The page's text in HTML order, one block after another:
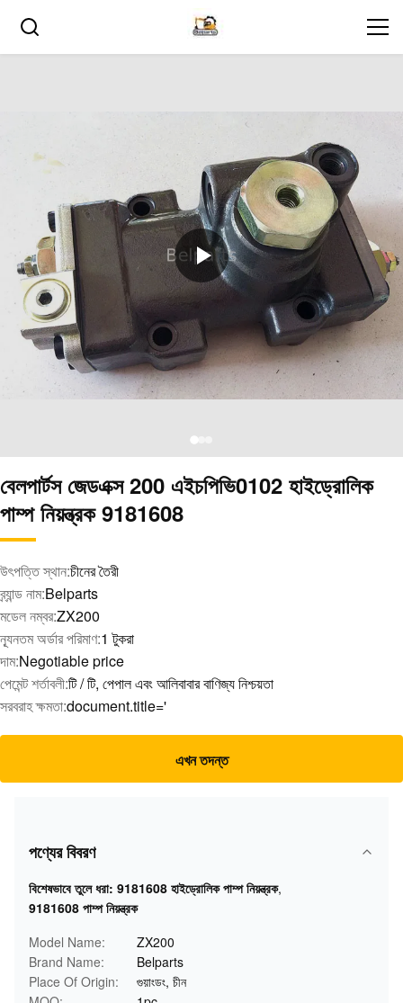
বেলপার্টস জেডএক্স 200 এইচপিভি0102 হাইড্রোলিক
পাম্প নিয়ন্ত্রক 9181608
উৎপত্তি স্থান:চীনের তৈরী
ব্র্যান্ড নাম:Belparts
মডেল নম্বর:ZX200
ন্যূনতম অর্ডার পরিমাণ:1 টুকরা
দাম:Negotiable price
পেমেন্ট শর্তাবলী:টি / টি, পেপাল এবং আলিবাবার বাণিজ্য নিশ্চয়তা
সরবরাহ ক্ষমতা:document.title='
এখন তদন্ত
পণ্যের বিবরণ
বিশেষভাবে তুলে ধরা: 9181608 হাইড্রোলিক পাম্প নিয়ন্ত্রক,
9181608 পাম্প নিয়ন্ত্রক
Model Name:
ZX200
Brand Name:
Belparts
Place Of Origin:
গুয়াংডং, চীন